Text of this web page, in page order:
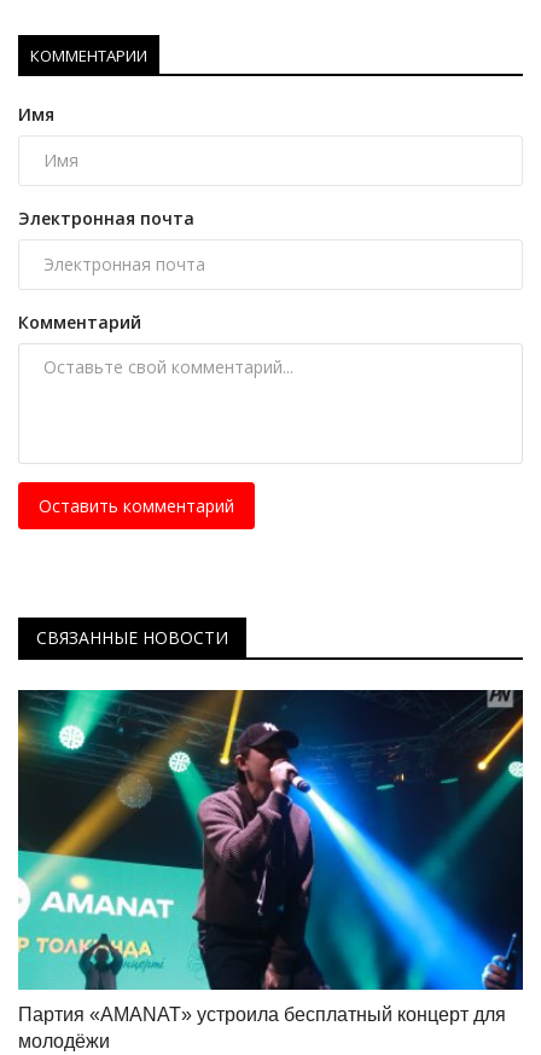
КОММЕНТАРИИ
Имя
Электронная почта
Комментарий
Оставить комментарий
СВЯЗАННЫЕ НОВОСТИ
Партия «AMANAT» устроила бесплатный концерт для
молодёжи